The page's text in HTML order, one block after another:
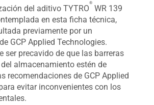
del aditivo TYTRO
®
WR 139
en esta ficha técnica,
previamente por un
GCP Applied Technologies.
ser precavido de que las barreras
almacenamiento estén de
recomendaciones de GCP Applied
evitar inconvenientes con los